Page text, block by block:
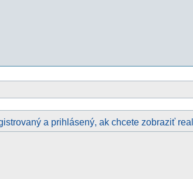
a prihlásený, ak chcete zobraziť